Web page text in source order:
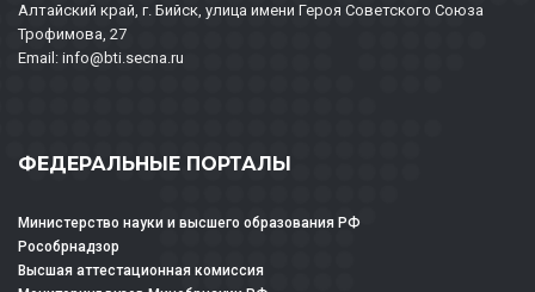
Алтайский край, г. Бийск, улица имени Героя Советского Союза
Трофимова, 27
Email: info@bti.secna.ru
ФЕДЕРАЛЬНЫЕ ПОРТАЛЫ
Министерство науки и высшего образования РФ
Рособрнадзор
Высшая аттестационная комиссия